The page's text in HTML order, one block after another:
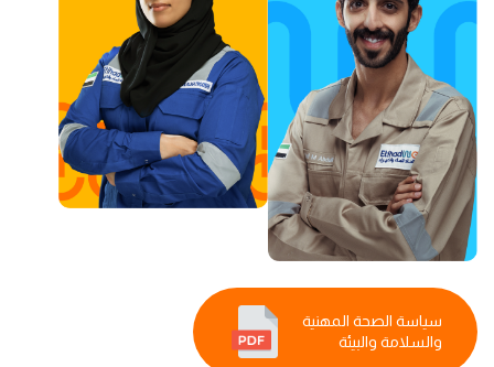
سياسة الصحة المهنية
والسلامة والبيئة